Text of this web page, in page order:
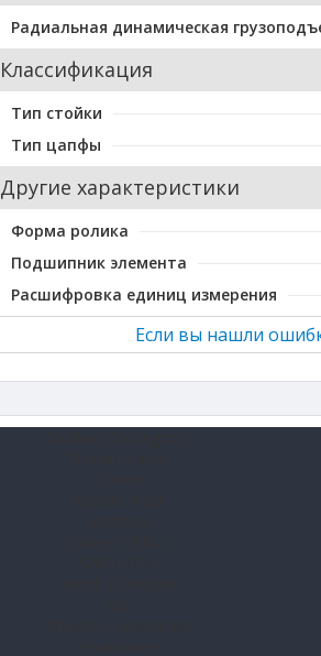
Радиальная динамическая
Классификация
Тип стойки
Тип цапфы
Другие характеристики
Форма ролика
Подшипник элемента
Расшифровка единиц измерения
Если вы нашли